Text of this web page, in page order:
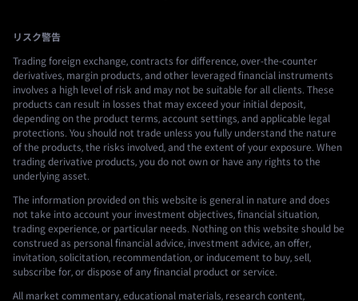
リスク警告
Trading foreign exchange, contracts for difference, over-the-counter
derivatives, margin products, and other leveraged financial instruments
involves a high level of risk and may not be suitable for all clients. These
products can result in losses that may exceed your initial deposit,
depending on the product terms, account settings, and applicable legal
protections. You should not trade unless you fully understand the nature
of the products, the risks involved, and the extent of your exposure. When
trading derivative products, you do not own or have any rights to the
underlying asset.
The information provided on this website is general in nature and does
not take into account your investment objectives, financial situation,
trading experience, or particular needs. Nothing on this website should be
construed as personal financial advice, investment advice, an offer,
invitation, solicitation, recommendation, or inducement to buy, sell,
subscribe for, or dispose of any financial product or service.
All market commentary, educational materials, research content,